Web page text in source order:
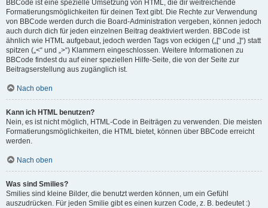
BBCode ist eine spezielle Umsetzung von HTML, die dir weitreichende
Formatierungsmöglichkeiten für deinen Text gibt. Die Rechte zur Verwendung
von BBCode werden durch die Board-Administration vergeben, können jedoch
auch durch dich für jeden einzelnen Beitrag deaktiviert werden. BBCode ist
ähnlich wie HTML aufgebaut, jedoch werden Tags von eckigen („[“ und „]“) statt
spitzen („<“ und „>“) Klammern eingeschlossen. Weitere Informationen zu
BBCode findest du auf einer speziellen Hilfe-Seite, die von der Seite zur
Beitragserstellung aus zugänglich ist.
Nach oben
Kann ich HTML benutzen?
Nein, es ist nicht möglich, HTML-Code in Beiträgen zu verwenden. Die meisten
Formatierungsmöglichkeiten, die HTML bietet, können über BBCode erreicht
werden.
Nach oben
Was sind Smilies?
Smilies sind kleine Bilder, die benutzt werden können, um ein Gefühl
auszudrücken. Für jeden Smilie gibt es einen kurzen Code, z. B. bedeutet :)